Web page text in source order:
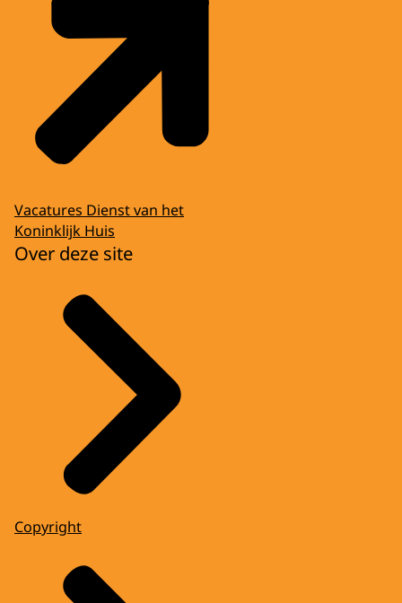
Vacatures Dienst van het
Koninklijk Huis
Over deze site
Copyright